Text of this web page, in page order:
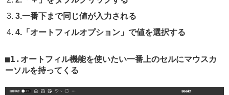
3.一番下まで同じ値が入力される
4.「オートフィルオプション」で値を選択する
1.オートフィル機能を使いたい一番上のセルにマウスカ
ーソルを持ってくる